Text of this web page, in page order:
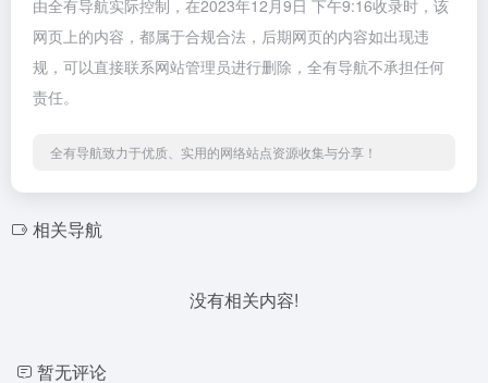
由全有导航实际控制，在2023年12月9日 下午9:16收录时，该
网页上的内容，都属于合规合法，后期网页的内容如出现违
规，可以直接联系网站管理员进行删除，全有导航不承担任何
责任。
全有导航致力于优质、实用的网络站点资源收集与分享！
相关导航
没有相关内容!
暂无评论